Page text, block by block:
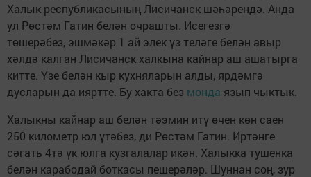
Халык республикасының Лисичанск шәһәрендә. Анда
ул Рөстәм Гатин белән очрашты. Исегезгә
төшерәбез, эшмәкәр 1 ай элек үз теләге белән авыр
хәлдә калган Лисичанск халкына кайнар аш ашатырга
китте. Үзе белән кыр кухняларын алды, ярдәмгә
дусларын да ияртте. Бу хакта без монда язып чыктык.
Халыкны кайнар аш белән тәэмин итү өчен көн саен
250 километр юл үтәбез, ди Рөстәм Гатин. Иртәнге
сәгать 4тә үк юлга кузгалалар икән. Халыкка тушенка
белән карабодай боткасы пешерәләр. Шуннан соң, зур